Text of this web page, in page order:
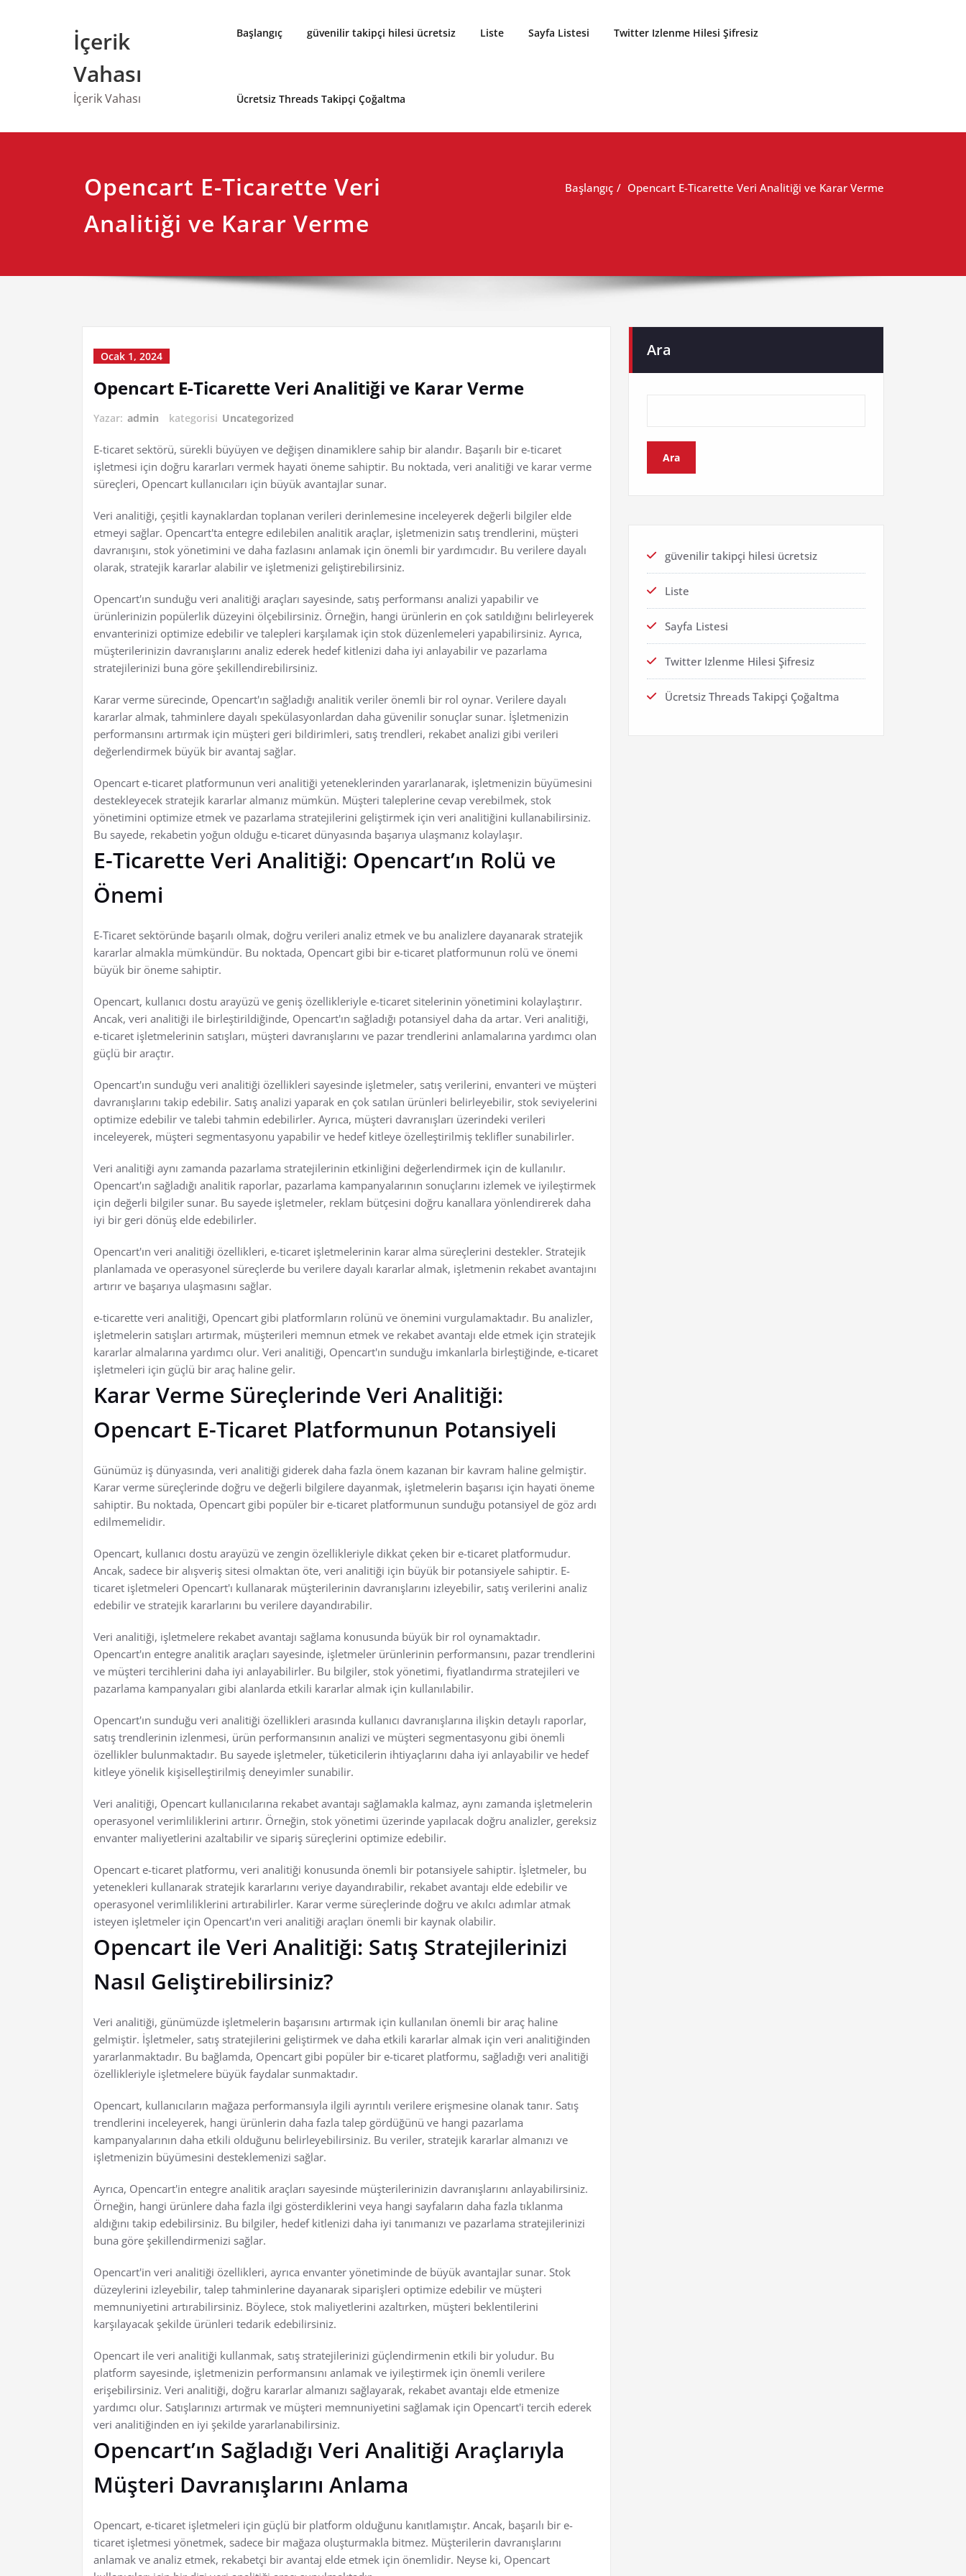
İçerik
Vahası
İçerik Vahası
Başlangıç güvenilir takipçi hilesi ücretsiz Liste Sayfa Listesi Twitter Izlenme Hilesi Şifresiz
Ücretsiz Threads Takipçi Çoğaltma
Opencart E-Ticarette Veri
Analitiği ve Karar Verme
Başlangıç Opencart E-Ticarette Veri Analitiği ve Karar Verme
Ocak 1, 2024
Opencart E-Ticarette Veri Analitiği ve Karar Verme
Yazar: admin kategorisi Uncategorized
E-ticaret sektörü, sürekli büyüyen ve değişen dinamiklere sahip bir alandır. Başarılı bir e-ticaret
işletmesi için doğru kararları vermek hayati öneme sahiptir. Bu noktada, veri analitiği ve karar verme
süreçleri, Opencart kullanıcıları için büyük avantajlar sunar.
Veri analitiği, çeşitli kaynaklardan toplanan verileri derinlemesine inceleyerek değerli bilgiler elde
etmeyi sağlar. Opencart'ta entegre edilebilen analitik araçlar, işletmenizin satış trendlerini, müşteri
davranışını, stok yönetimini ve daha fazlasını anlamak için önemli bir yardımcıdır. Bu verilere dayalı
olarak, stratejik kararlar alabilir ve işletmenizi geliştirebilirsiniz.
Opencart'ın sunduğu veri analitiği araçları sayesinde, satış performansı analizi yapabilir ve
ürünlerinizin popülerlik düzeyini ölçebilirsiniz. Örneğin, hangi ürünlerin en çok satıldığını belirleyerek
envanterinizi optimize edebilir ve talepleri karşılamak için stok düzenlemeleri yapabilirsiniz. Ayrıca,
müşterilerinizin davranışlarını analiz ederek hedef kitlenizi daha iyi anlayabilir ve pazarlama
stratejilerinizi buna göre şekillendirebilirsiniz.
Karar verme sürecinde, Opencart'ın sağladığı analitik veriler önemli bir rol oynar. Verilere dayalı
kararlar almak, tahminlere dayalı spekülasyonlardan daha güvenilir sonuçlar sunar. İşletmenizin
performansını artırmak için müşteri geri bildirimleri, satış trendleri, rekabet analizi gibi verileri
değerlendirmek büyük bir avantaj sağlar.
Opencart e-ticaret platformunun veri analitiği yeteneklerinden yararlanarak, işletmenizin büyümesini
destekleyecek stratejik kararlar almanız mümkün. Müşteri taleplerine cevap verebilmek, stok
yönetimini optimize etmek ve pazarlama stratejilerini geliştirmek için veri analitiğini kullanabilirsiniz.
Bu sayede, rekabetin yoğun olduğu e-ticaret dünyasında başarıya ulaşmanız kolaylaşır.
E-Ticarette Veri Analitiği: Opencart’ın Rolü ve
Önemi
E-Ticaret sektöründe başarılı olmak, doğru verileri analiz etmek ve bu analizlere dayanarak stratejik
kararlar almakla mümkündür. Bu noktada, Opencart gibi bir e-ticaret platformunun rolü ve önemi
büyük bir öneme sahiptir.
Opencart, kullanıcı dostu arayüzü ve geniş özellikleriyle e-ticaret sitelerinin yönetimini kolaylaştırır.
Ancak, veri analitiği ile birleştirildiğinde, Opencart'ın sağladığı potansiyel daha da artar. Veri analitiği,
e-ticaret işletmelerinin satışları, müşteri davranışlarını ve pazar trendlerini anlamalarına yardımcı olan
güçlü bir araçtır.
Opencart'ın sunduğu veri analitiği özellikleri sayesinde işletmeler, satış verilerini, envanteri ve müşteri
davranışlarını takip edebilir. Satış analizi yaparak en çok satılan ürünleri belirleyebilir, stok seviyelerini
optimize edebilir ve talebi tahmin edebilirler. Ayrıca, müşteri davranışları üzerindeki verileri
inceleyerek, müşteri segmentasyonu yapabilir ve hedef kitleye özelleştirilmiş teklifler sunabilirler.
Veri analitiği aynı zamanda pazarlama stratejilerinin etkinliğini değerlendirmek için de kullanılır.
Opencart'ın sağladığı analitik raporlar, pazarlama kampanyalarının sonuçlarını izlemek ve iyileştirmek
için değerli bilgiler sunar. Bu sayede işletmeler, reklam bütçesini doğru kanallara yönlendirerek daha
iyi bir geri dönüş elde edebilirler.
Opencart'ın veri analitiği özellikleri, e-ticaret işletmelerinin karar alma süreçlerini destekler. Stratejik
planlamada ve operasyonel süreçlerde bu verilere dayalı kararlar almak, işletmenin rekabet avantajını
artırır ve başarıya ulaşmasını sağlar.
e-ticarette veri analitiği, Opencart gibi platformların rolünü ve önemini vurgulamaktadır. Bu analizler,
işletmelerin satışları artırmak, müşterileri memnun etmek ve rekabet avantajı elde etmek için stratejik
kararlar almalarına yardımcı olur. Veri analitiği, Opencart'ın sunduğu imkanlarla birleştiğinde, e-ticaret
işletmeleri için güçlü bir araç haline gelir.
Karar Verme Süreçlerinde Veri Analitiği:
Opencart E-Ticaret Platformunun Potansiyeli
Günümüz iş dünyasında, veri analitiği giderek daha fazla önem kazanan bir kavram haline gelmiştir.
Karar verme süreçlerinde doğru ve değerli bilgilere dayanmak, işletmelerin başarısı için hayati öneme
sahiptir. Bu noktada, Opencart gibi popüler bir e-ticaret platformunun sunduğu potansiyel de göz ardı
edilmemelidir.
Opencart, kullanıcı dostu arayüzü ve zengin özellikleriyle dikkat çeken bir e-ticaret platformudur.
Ancak, sadece bir alışveriş sitesi olmaktan öte, veri analitiği için büyük bir potansiyele sahiptir. E-
ticaret işletmeleri Opencart'ı kullanarak müşterilerinin davranışlarını izleyebilir, satış verilerini analiz
edebilir ve stratejik kararlarını bu verilere dayandırabilir.
Veri analitiği, işletmelere rekabet avantajı sağlama konusunda büyük bir rol oynamaktadır.
Opencart'ın entegre analitik araçları sayesinde, işletmeler ürünlerinin performansını, pazar trendlerini
ve müşteri tercihlerini daha iyi anlayabilirler. Bu bilgiler, stok yönetimi, fiyatlandırma stratejileri ve
pazarlama kampanyaları gibi alanlarda etkili kararlar almak için kullanılabilir.
Opencart'ın sunduğu veri analitiği özellikleri arasında kullanıcı davranışlarına ilişkin detaylı raporlar,
satış trendlerinin izlenmesi, ürün performansının analizi ve müşteri segmentasyonu gibi önemli
özellikler bulunmaktadır. Bu sayede işletmeler, tüketicilerin ihtiyaçlarını daha iyi anlayabilir ve hedef
kitleye yönelik kişiselleştirilmiş deneyimler sunabilir.
Veri analitiği, Opencart kullanıcılarına rekabet avantajı sağlamakla kalmaz, aynı zamanda işletmelerin
operasyonel verimliliklerini artırır. Örneğin, stok yönetimi üzerinde yapılacak doğru analizler, gereksiz
envanter maliyetlerini azaltabilir ve sipariş süreçlerini optimize edebilir.
Opencart e-ticaret platformu, veri analitiği konusunda önemli bir potansiyele sahiptir. İşletmeler, bu
yetenekleri kullanarak stratejik kararlarını veriye dayandırabilir, rekabet avantajı elde edebilir ve
operasyonel verimliliklerini artırabilirler. Karar verme süreçlerinde doğru ve akılcı adımlar atmak
isteyen işletmeler için Opencart'ın veri analitiği araçları önemli bir kaynak olabilir.
Opencart ile Veri Analitiği: Satış Stratejilerinizi
Nasıl Geliştirebilirsiniz?
Veri analitiği, günümüzde işletmelerin başarısını artırmak için kullanılan önemli bir araç haline
gelmiştir. İşletmeler, satış stratejilerini geliştirmek ve daha etkili kararlar almak için veri analitiğinden
yararlanmaktadır. Bu bağlamda, Opencart gibi popüler bir e-ticaret platformu, sağladığı veri analitiği
özellikleriyle işletmelere büyük faydalar sunmaktadır.
Opencart, kullanıcıların mağaza performansıyla ilgili ayrıntılı verilere erişmesine olanak tanır. Satış
trendlerini inceleyerek, hangi ürünlerin daha fazla talep gördüğünü ve hangi pazarlama
kampanyalarının daha etkili olduğunu belirleyebilirsiniz. Bu veriler, stratejik kararlar almanızı ve
işletmenizin büyümesini desteklemenizi sağlar.
Ayrıca, Opencart'in entegre analitik araçları sayesinde müşterilerinizin davranışlarını anlayabilirsiniz.
Örneğin, hangi ürünlere daha fazla ilgi gösterdiklerini veya hangi sayfaların daha fazla tıklanma
aldığını takip edebilirsiniz. Bu bilgiler, hedef kitlenizi daha iyi tanımanızı ve pazarlama stratejilerinizi
buna göre şekillendirmenizi sağlar.
Opencart'in veri analitiği özellikleri, ayrıca envanter yönetiminde de büyük avantajlar sunar. Stok
düzeylerini izleyebilir, talep tahminlerine dayanarak siparişleri optimize edebilir ve müşteri
memnuniyetini artırabilirsiniz. Böylece, stok maliyetlerini azaltırken, müşteri beklentilerini
karşılayacak şekilde ürünleri tedarik edebilirsiniz.
Opencart ile veri analitiği kullanmak, satış stratejilerinizi güçlendirmenin etkili bir yoludur. Bu
platform sayesinde, işletmenizin performansını anlamak ve iyileştirmek için önemli verilere
erişebilirsiniz. Veri analitiği, doğru kararlar almanızı sağlayarak, rekabet avantajı elde etmenize
yardımcı olur. Satışlarınızı artırmak ve müşteri memnuniyetini sağlamak için Opencart'i tercih ederek
veri analitiğinden en iyi şekilde yararlanabilirsiniz.
Opencart’ın Sağladığı Veri Analitiği Araçlarıyla
Müşteri Davranışlarını Anlama
Opencart, e-ticaret işletmeleri için güçlü bir platform olduğunu kanıtlamıştır. Ancak, başarılı bir e-
ticaret işletmesi yönetmek, sadece bir mağaza oluşturmakla bitmez. Müşterilerin davranışlarını
anlamak ve analiz etmek, rekabetçi bir avantaj elde etmek için önemlidir. Neyse ki, Opencart
Ara
Ara
güvenilir takipçi hilesi ücretsiz
Liste
Sayfa Listesi
Twitter Izlenme Hilesi Şifresiz
Ücretsiz Threads Takipçi Çoğaltma